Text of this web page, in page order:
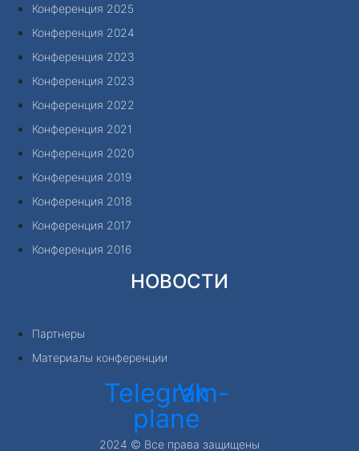
Конференция 2025
Конференция 2024
Конференция 2023
Конференция 2023
Конференция 2022
Конференция 2021
Конференция 2020
Конференция 2019
Конференция 2018
Конференция 2017
Конференция 2016
НОВОСТИ
Партнеры
Материалы конференции
Telegram-
plane
Vk
2024 © Все права защищены